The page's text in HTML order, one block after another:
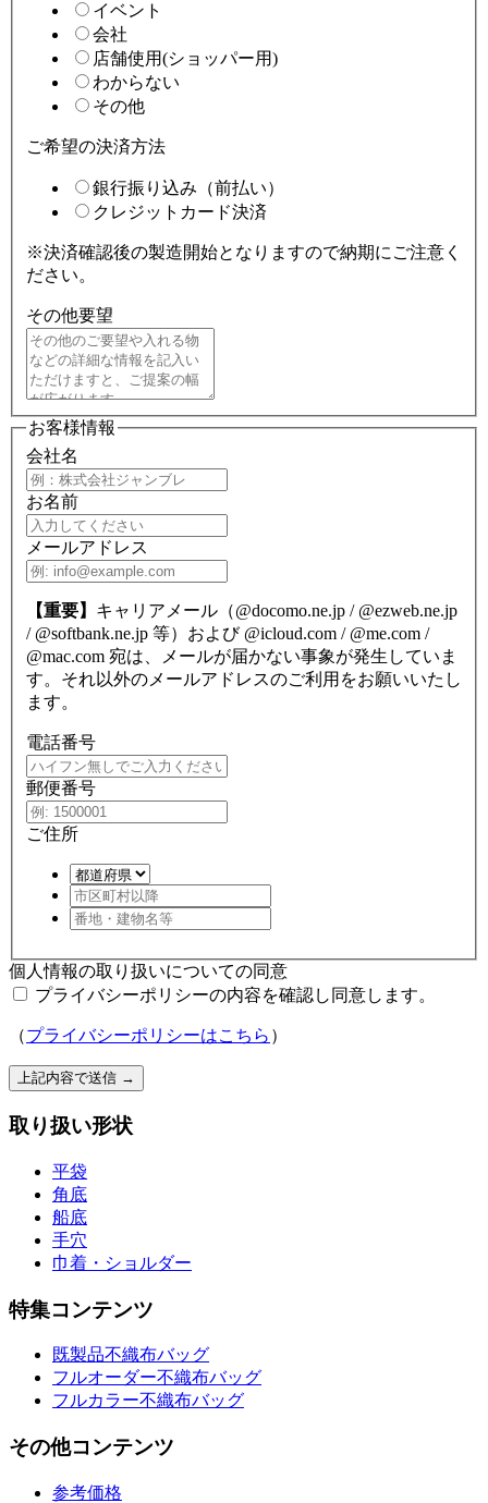
イベント
会社
店舗使用(ショッパー用)
わからない
その他
ご希望の決済方法
銀行振り込み（前払い）
クレジットカード決済
※決済確認後の製造開始となりますので納期にご注意く
ださい。
その他要望
お客様情報
会社名
お名前
メールアドレス
【重要】 キャリアメール（@docomo.ne.jp / @ezweb.ne.jp
/ @softbank.ne.jp 等）および @icloud.com / @me.com /
@mac.com 宛は、メールが届かない事象が発生していま
す。それ以外のメールアドレスのご利用をお願いいたし
ます。
電話番号
郵便番号
ご住所
個人情報の取り扱いについての同意
プライバシーポリシーの内容を確認し同意します。
（プライバシーポリシーはこちら ）
上記内容で送信 →
取り扱い形状
平袋
角底
船底
手穴
巾着・ショルダー
特集コンテンツ
既製品不織布バッグ
フルオーダー不織布バッグ
フルカラー不織布バッグ
その他コンテンツ
参考価格